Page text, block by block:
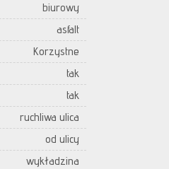
biurowy
asfalt
Korzystne
tak
tak
ruchliwa ulica
od ulicy
wykładzina